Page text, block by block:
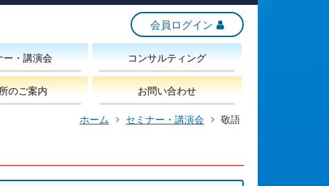
会員ログイン
ー・講演会 コンサルティング
のご案内 お問い合わせ
ホーム セミナー・講演会 敬語